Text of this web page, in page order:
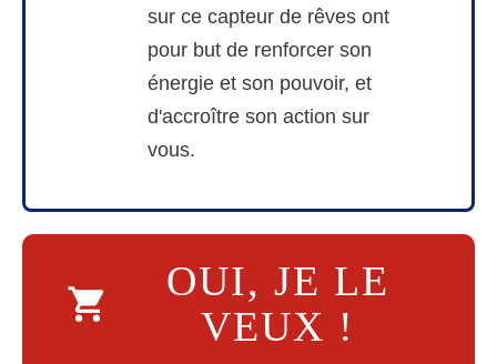
sur ce capteur de rêves ont
pour but de renforcer son
énergie et son pouvoir, et
d'accroître son action sur
vous.
OUI, JE LE
VEUX !